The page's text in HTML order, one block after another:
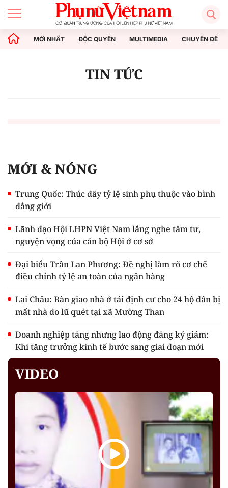
MỚI NHẤT ĐỘC QUYỀN MULTIMEDIA CHUYÊN ĐỀ
TIN TỨC
MỚI & NÓNG
Trung Quốc: Thúc đẩy tỷ lệ sinh phụ thuộc vào bình
đẳng giới
Lãnh đạo Hội LHPN Việt Nam lắng nghe tâm tư,
nguyện vọng của cán bộ Hội ở cơ sở
Đại biểu Trần Lan Phương: Đề nghị làm rõ cơ chế
điều chỉnh tỷ lệ an toàn của ngân hàng
Lai Châu: Bàn giao nhà ở tái định cư cho 24 hộ dân bị
mất nhà do lũ quét tại xã Mường Than
Doanh nghiệp tăng nhưng lao động đăng ký giảm:
Khi tăng trưởng kinh tế bước sang giai đoạn mới
VIDEO